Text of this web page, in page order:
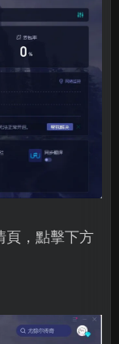
頁，點擊下方